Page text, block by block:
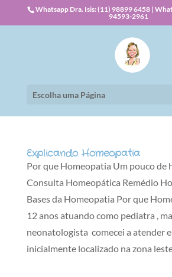
Whatsapp Dra. Isis: (11) 98899 6458 |
94593-2961
Escolha uma Página
Explicando Homeopatia
Por que Homeopatia Um pouco de
Consulta Homeopática Remédio
Bases da Homeopatia Por que
12 anos atuando como pediatra ,
neonatologista comecei a atender
inicialmente localizado na zona leste